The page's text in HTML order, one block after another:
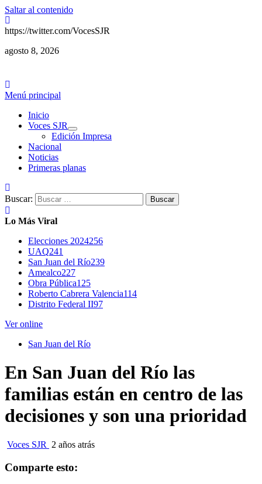
Saltar al contenido
https://twitter.com/VocesSJR
agosto 8, 2026
Menú principal
Inicio
Voces SJR
Edición Impresa
Nacional
Noticias
Primeras planas
Buscar:
Lo Más Viral
Elecciones 2024256
UAQ241
San Juan del Río239
Amealco227
Obra Pública125
Roberto Cabrera Valencia114
Distrito Federal II97
Ver online
San Juan del Río
En San Juan del Río las
familias están en centro de las
decisiones y son una prioridad
Voces SJR 2 años atrás
Comparte esto: